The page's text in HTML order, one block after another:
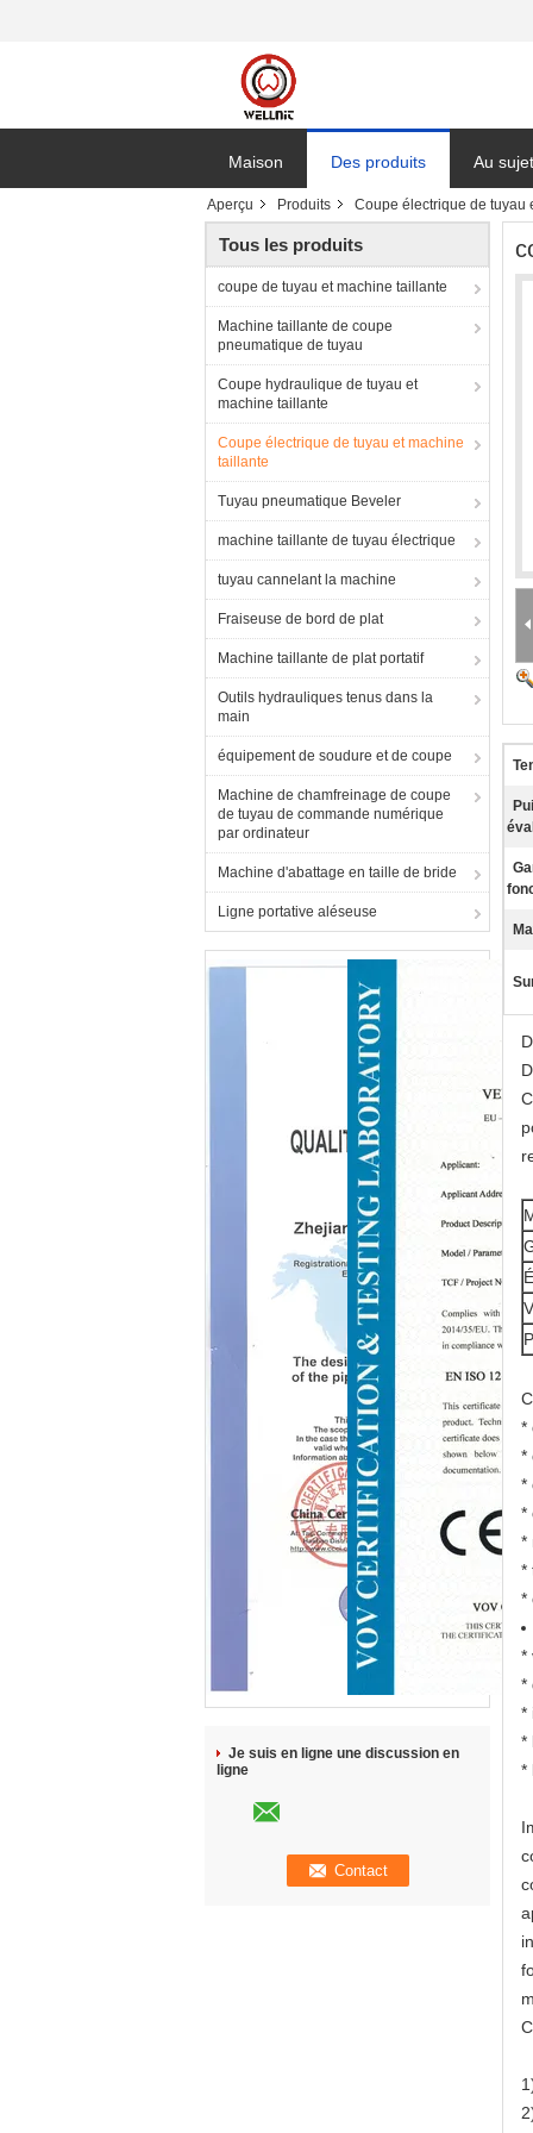
Maison Des produits Au
Aperçu Produits Coupe électrique de tuyau
Tous les produits
coupe de tuyau et machine taillante
Machine taillante de coupe
pneumatique de tuyau
Coupe hydraulique de tuyau et
machine taillante
Coupe électrique de tuyau et machine
taillante
Tuyau pneumatique Beveler
machine taillante de tuyau électrique
tuyau cannelant la machine
Fraiseuse de bord de plat
Machine taillante de plat portatif
Outils hydrauliques tenus dans la
main
équipement de soudure et de coupe
Machine de chamfreinage de coupe
de tuyau de commande numérique
par ordinateur
Machine d'abattage en taille de bride
Ligne portative aléseuse
Je suis en ligne une discussion en
ligne
*
*
*
*
*
*
*
*
*
*
*
*